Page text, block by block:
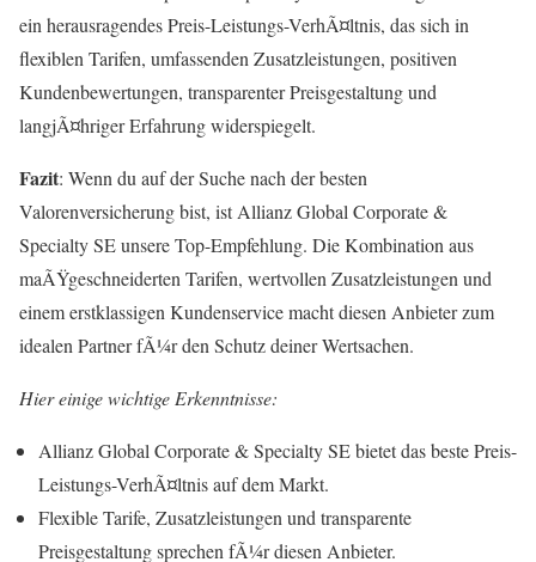
ein herausragendes Preis-Leistungs-VerhÃ¤ltnis, das sich in
flexiblen Tarifen, umfassenden Zusatzleistungen, positiven
Kundenbewertungen, transparenter Preisgestaltung und
langjÃ¤hriger Erfahrung widerspiegelt.
Fazit: Wenn du auf der Suche nach der besten
Valorenversicherung bist, ist Allianz Global Corporate &
Specialty SE unsere Top-Empfehlung. Die Kombination aus
maÃŸgeschneiderten Tarifen, wertvollen Zusatzleistungen und
einem erstklassigen Kundenservice macht diesen Anbieter zum
idealen Partner fÃ¼r den Schutz deiner Wertsachen.
Hier einige wichtige Erkenntnisse:
Allianz Global Corporate & Specialty SE bietet das beste Preis-
Leistungs-VerhÃ¤ltnis auf dem Markt.
Flexible Tarife, Zusatzleistungen und transparente
Preisgestaltung sprechen fÃ¼r diesen Anbieter.